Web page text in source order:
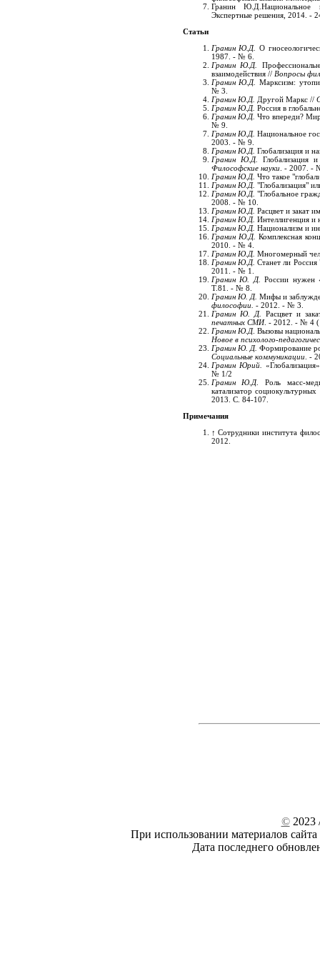
Гранин Ю.Д.Национальное
Экспертные решения, 2014. -
Статьи
Гранин Ю.Д. О
1987. - № 6.
Гранин Ю.Д.
взаимодействия // Вопросы
Гранин Ю.Д. Марксизм:
№ 3.
Гранин Ю.Д. Другой Маркс //
Гранин Ю.Д. Россия в
Гранин Ю.Д. Что впереди?
№ 9.
Гранин Ю.Д. Национальное
2003. - № 9.
Гранин Ю.Д. Глобализация и
Гранин Ю.Д.
Глобализация
Философские науки . - 2007. -
Гранин Ю.Д. Что такое
Гранин Ю.Д. "Глобализация"
Гранин Ю.Д. "Глобальное
2008. - № 10.
Гранин Ю.Д. Расцвет и закат
Гранин Ю.Д. Интеллигенция и
Гранин Ю.Д. Национализм и
Гранин Ю.Д. Комплексная
2010. - № 4.
Гранин Ю.Д. Многомерный
Гранин Ю.Д. Станет ли
2011. - № 1.
Гранин Ю. Д. России нужен
Т.81. - № 8.
Гранин Ю. Д. Мифы и
философии. - 2012. - № 3.
Гранин Ю. Д.
Расцвет и
печатных СМИ. - 2012. - № 4
Гранин Ю.Д. Вызовы
Новое в психолого-
Гранин Ю. Д. Формирование
Социальные коммуникации . -
Гранин Юрий.
№ 1/2
Гранин Ю.Д. Роль масс-
катализатор
2013. С. 84-107.
Примечания
↑ Сотрудники института
2012.
©2023
При использовании материалов
Дата последнего